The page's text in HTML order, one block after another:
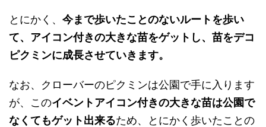
とにかく、 今まで歩いたことのないルートを歩い
て、アイコン付きの大きな苗をゲットし、苗をデコ
ピクミンに成長させていきます。
なお、クローバーのピクミンは公園で手に入ります
が、このイベントアイコン付きの大きな苗は公園で
なくてもゲット出来るため、とにかく歩いたことの